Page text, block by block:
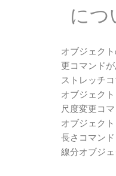
につ
オブジェク
更コマンド
ストレッチ
オブジェク
尺度変更コ
オブジェク
長さコマンド
線分オブジ